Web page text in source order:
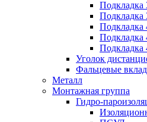
Подкладка
Подкладка
Подкладка
Подкладка
Подкладка
Уголок
Фальцевые
Металл
Монтажная группа
Гидро-